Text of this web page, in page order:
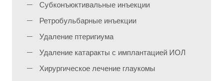
Субконъюктивальные инъекции
Ретробульбарные инъекции
Удаление птеригиума
Удаление катаракты с имплантацией ИОЛ
Хирургическое лечение глаукомы